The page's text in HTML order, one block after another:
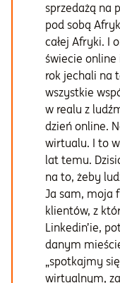
sprzedażą na
pod sobą
całej Afryki. I
świecie online
rok jechali na
wszystkie
w realu z
dzień online.
wirtualu. I to
lat temu.
na to, żeby
Ja sam, moja
klientów, z
Linkedin’ie,
danym
„spotkajmy
wirtualnym,